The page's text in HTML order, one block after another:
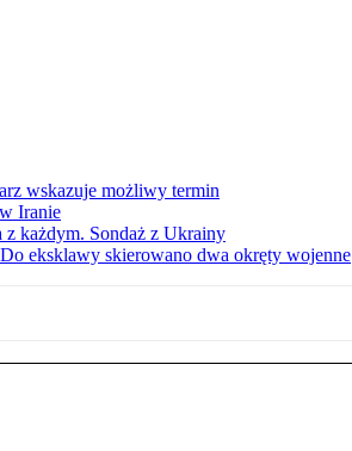
wskazuje możliwy termin
Iranie
z każdym. Sondaż z Ukrainy
eksklawy skierowano dwa okręty wojenne